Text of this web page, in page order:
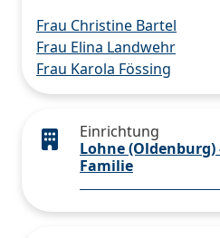
Frau Christine Bartel
Frau Elina Landwehr
Frau Karola Fössing
Einrichtung
Lohne (Oldenburg)
Familie